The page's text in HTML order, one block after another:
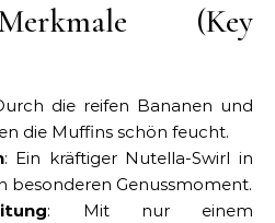
(Key
die reifen Bananen und
die Muffins schön feucht.
: Ein kräftiger Nutella-Swirl in
besonderen Genussmoment.
: Mit nur einem